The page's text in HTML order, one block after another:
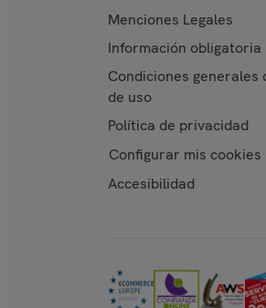
Menciones Legales
Información obligatoria
Condiciones generales
de uso
Política de privacidad
Configurar mis cookies
Accesibilidad